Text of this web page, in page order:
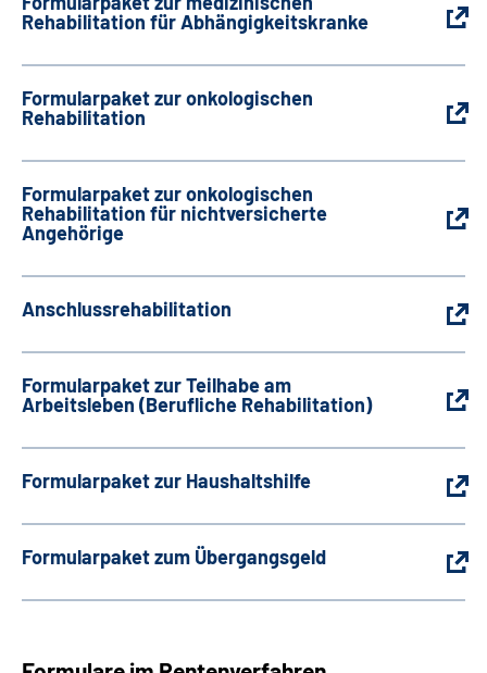
Rehabilitation für Abhängigkeitskranke
Formularpaket zur onkologischen
Rehabilitation
Formularpaket zur onkologischen
Rehabilitation für nichtversicherte
Angehörige
Anschlussrehabilitation
Formularpaket zur Teilhabe am
Arbeitsleben (Berufliche Rehabilitation)
Formularpaket zur Haushaltshilfe
Formularpaket zum Übergangsgeld